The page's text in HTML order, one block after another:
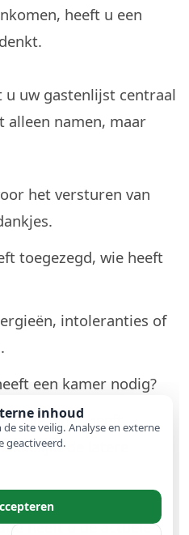
heeft u een
u uw gastenlijst centraal
alleen namen, maar
het versturen van
toegezegd, wie heeft
intoleranties of
een kamer nodig?
wie what heeft
de latere
heeft u de actuele
inhoud
site veilig. Analyse en externe
geactiveerd.